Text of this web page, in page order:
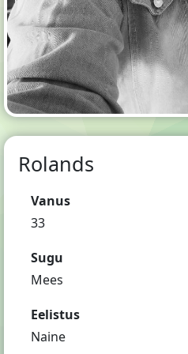
Rolands
Vanus
33
Sugu
Mees
Eelistus
Naine